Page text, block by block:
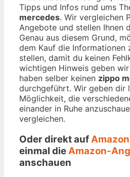
Tipps und Infos rund ums
mercedes. Wir vergleichen
Angebote und stellen Ihnen
Genau aus diesem Grund,
dem Kauf die Informationen
stellen, damit du keinen
wichtigen Hinweis geben
haben selber keinen zippo
durchgeführt. Wir geben dir
Möglichkeit, die
einander in Ruhe
vergleichen.
Oder direkt aufAmazon
einmal dieAmazon-
anschauen